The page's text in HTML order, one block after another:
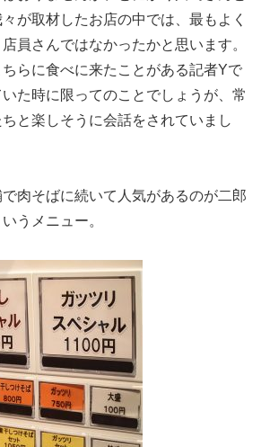
が取材したお店の中では、最もよく
員さんではなかったかと思います。
らに食べに来たことがある記者Yで
た時に限ってのことでしょうが、常
と楽しそうに会話をされていまし
肉そばに続いて人気があるのが二郎
うメニュー。